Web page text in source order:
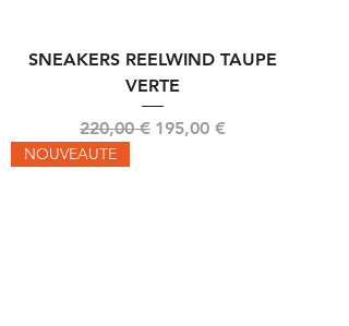
SNEAKERS REELWIND TAUPE
VERTE
Prix original
220,00 € Prix promotionnel
195,00 €
NOUVEAUTE